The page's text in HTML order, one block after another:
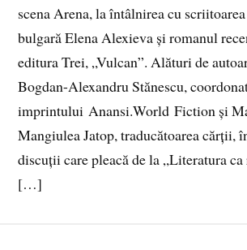
scena Arena, la întâlnirea cu
bulgară Elena Alexieva și romanul
editura Trei, „Vulcan”. Alături de
Bogdan-Alexandru Stănescu,
imprintului Anansi.World Fiction și
Mangiulea Jatop, traducătoarea cărții,
discuții care pleacă de la „Literatura
[…]